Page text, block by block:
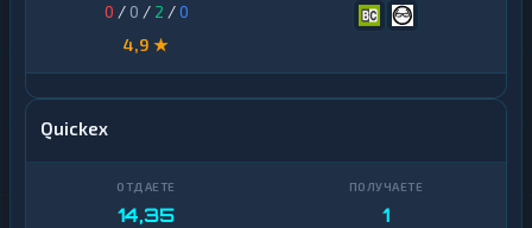
0 / 0 / 2 /0
4,9 ★
Quickex
14,35 1